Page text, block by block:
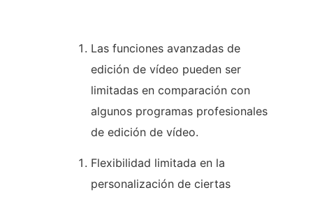
Las funciones avanzadas de
edición de vídeo pueden ser
limitadas en comparación con
algunos programas profesionales
de edición de vídeo.
Flexibilidad limitada en la
personalización de ciertas